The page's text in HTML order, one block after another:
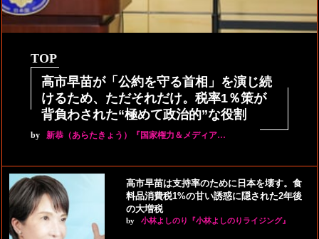
TOP
高市早苗が「公約を守る首相」を演じ続
けるため、ただそれだけ。税率1％策が
背負わされた“極めて政治的”な役割
by 新恭（あらたきょう）『国家権力＆メディア…
高市早苗は支持率のために日本を壊す。食
料品消費税1%の甘い誘惑に隠された2年後
の大増税
by 小林よしのり『小林よしのりライジング』